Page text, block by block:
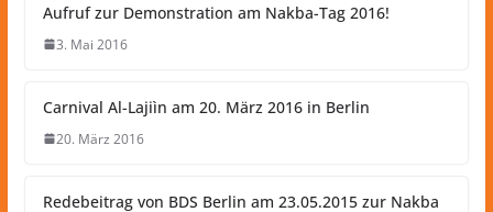
Aufruf zur Demonstration am Nakba-Tag 2016!
3. Mai 2016
Carnival Al-Lajiìn am 20. März 2016 in Berlin
20. März 2016
Redebeitrag von BDS Berlin am 23.05.2015 zur Nakba